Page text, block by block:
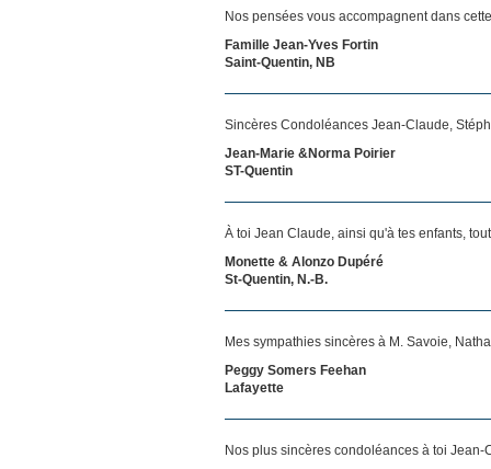
Nos pensées vous accompagnent dans
Famille Jean-Yves Fortin
Saint-Quentin, NB
Sincères Condoléances Jean-Claude,
Jean-Marie &Norma Poirier
ST-Quentin
À toi Jean Claude, ainsi qu'à tes enfants,
Monette & Alonzo Dupéré
St-Quentin, N.-B.
Mes sympathies sincères à M. Savoie,
Peggy Somers Feehan
Lafayette
Nos plus sincères condoléances à toi